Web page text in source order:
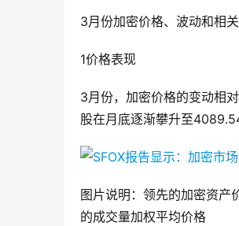
3月份加密价格、波动和相关
1价格表现
3月份，加密价格的变动相
股在月底逐渐攀升至
图片说明：领先的加密资产
的成交量加权平均价格